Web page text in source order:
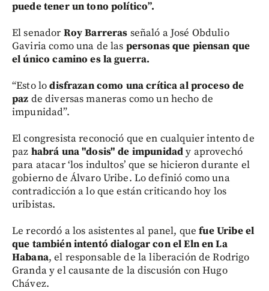
puede tener un tono político”.
El senador Roy Barreras señaló a José Obdulio
Gaviria como una de las personas que piensan que
el único camino es la guerra.
“Esto lodisfrazan como una crítica al proceso de
paz de diversas maneras como un hecho de
impunidad”.
El congresista reconoció que en cualquier intento de
paz habrá una "dosis" de impunidady aprovechó
para atacar ‘los indultos’ que se hicieron durante el
gobierno de Álvaro Uribe. Lo definió como una
contradicción a lo que están criticando hoy los
uribistas.
Le recordó a los asistentes al panel, quefue Uribe el
que también intentó dialogar con el Eln en La
Habana, el responsable de la liberación de Rodrigo
Granda y el causante de la discusión con Hugo
Chávez.